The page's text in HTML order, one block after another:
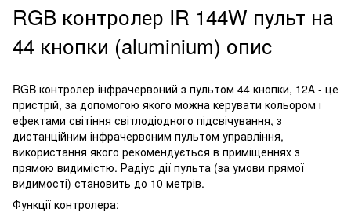
RGB контролер IR 144W пульт на
44 кнопки (aluminium) опис
RGB контролер інфрачервоний з пультом 44 кнопки, 12А - це
пристрій, за допомогою якого можна керувати кольором і
ефектами світіння світлодіодного підсвічування, з
дистанційним інфрачервоним пультом управління,
використання якого рекомендується в приміщеннях з
прямою видимістю. Радіус дії пульта (за умови прямої
видимості) становить до 10 метрів.
Функції контролера: